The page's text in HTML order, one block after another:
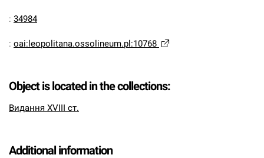
: 34984
: oai:leopolitana.ossolineum.pl:10768
Object is located in the collections:
Видання XVIII ст.
Additional information